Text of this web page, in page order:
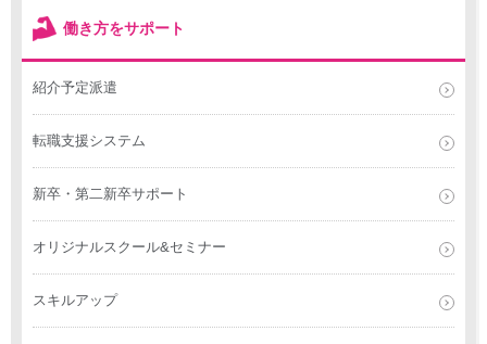
働き方をサポート
紹介予定派遣
転職支援システム
新卒・第二新卒サポート
オリジナルスクール&セミナー
スキルアップ